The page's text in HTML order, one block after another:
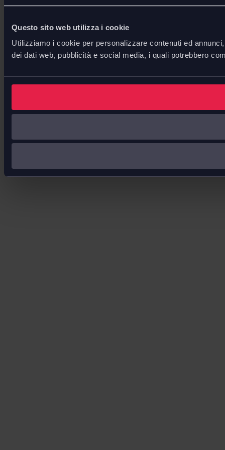
Questo sito web utilizza i cookie
Utilizziamo i cookie per personalizzare contenuti ed
dei dati web, pubblicità e social media, i quali potrebbero